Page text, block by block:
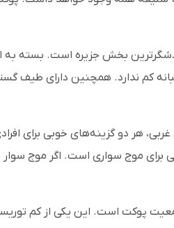
بخش جزیره است. بسته به
کم ندارد. همچنین دارای طیف
هر دو گزینه‌های خوبی برای
برای موج سواری است. اگر موج
پوکت است. این یکی از کم